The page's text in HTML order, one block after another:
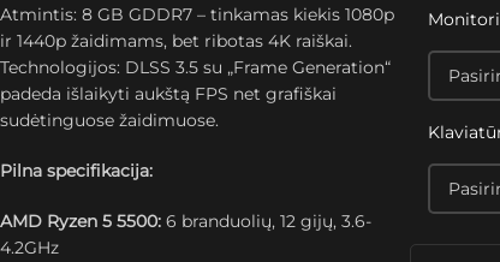
Atmintis: 8 GB GDDR7 – tinkamas kiekis 1080p
ir 1440p žaidimams, bet ribotas 4K raiškai.
Technologijos: DLSS 3.5 su „Frame Generation“
padeda išlaikyti aukštą FPS net grafiškai
sudėtinguose žaidimuose.
Pilna specifikacija:
AMD Ryzen 5 5500: 6 branduolių, 12 gijų, 3.6-
4.2GHz